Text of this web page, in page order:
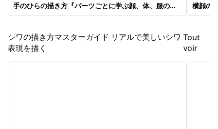
手のひらの描き方『パーツごとに学ぶ顔、体、服の描
き方』
横顔の
方』
シワの描き方マスターガイド リアルで美しいシワ
表現を描く
Tout
voir